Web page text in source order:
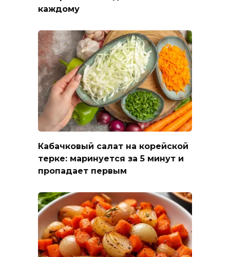
каждому
Кабачковый салат на корейской
терке: маринуется за 5 минут и
пропадает первым